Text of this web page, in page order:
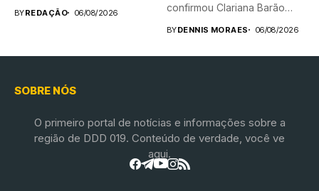
BYREDAÇÃO 06/08/2026
confirmou Clariana Barão
BYDENNIS MORAES 06/08/2026
SOBRE NÓS
O primeiro portal de notícias e informações sobre a
região de DDD 019. Conteúdo de verdade, você ve
aqui.